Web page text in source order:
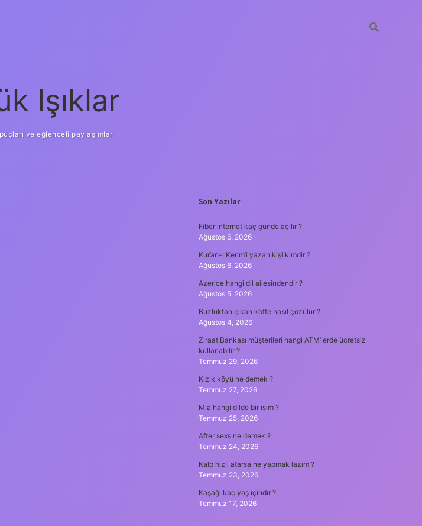
Işıklar
ve eğlenceli paylaşımlar.
SIDEBAR
Son Yazılar
Fiber internet kaç günde açılır ?
Ağustos 6, 2026
Kur’an-ı Kerim’i yazan kişi kimdir ?
Ağustos 6, 2026
Azerice hangi dil ailesindendir ?
Ağustos 5, 2026
Buzluktan çıkan köfte nasıl çözülür ?
Ağustos 4, 2026
Ziraat Bankası müşterileri hangi ATM’lerde ücretsiz
kullanabilir ?
Temmuz 29, 2026
Kızık köyü ne demek ?
Temmuz 27, 2026
Mia hangi dilde bir isim ?
Temmuz 25, 2026
After sexs ne demek ?
Temmuz 24, 2026
Kalp hızlı atarsa ne yapmak lazım ?
Temmuz 23, 2026
Kaşağı kaç yaş içindir ?
Temmuz 17, 2026
güvenilir bahis siteleriilbet giriş